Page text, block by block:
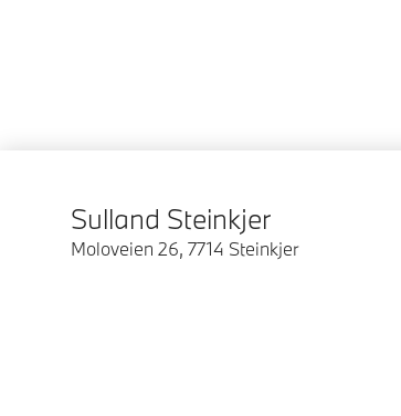
Sulland Steinkjer
Moloveien 26, 7714 Steinkjer